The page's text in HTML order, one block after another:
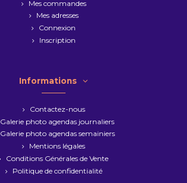
Mes commandes
Mes adresses
Connexion
Inscription
Informations
Contactez-nous
Galerie photo agendas journaliers
Galerie photo agendas semainiers
Mentions légales
Conditions Générales de Vente
Politique de confidentialité